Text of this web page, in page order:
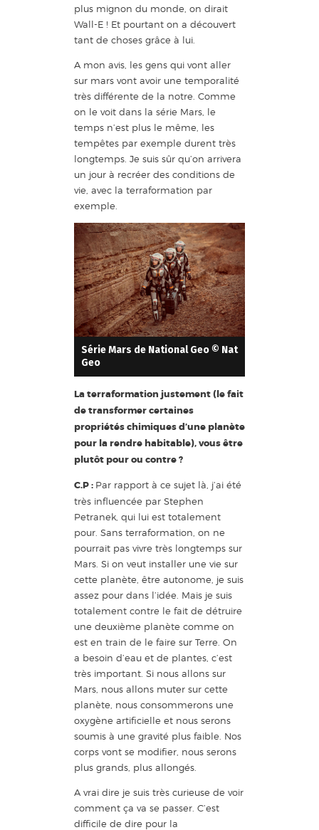
plus mignon du monde, on dirait
Wall-E ! Et pourtant on a découvert
tant de choses grâce à lui.
A mon avis, les gens qui vont aller
sur mars vont avoir une temporalité
très différente de la notre. Comme
on le voit dans la série Mars, le
temps n’est plus le même, les
tempêtes par exemple durent très
longtemps. Je suis sûr qu’on arrivera
un jour à recréer des conditions de
vie, avec la terraformation par
exemple.
Série Mars de National Geo © Nat
Geo
La terraformation justement (le fait
de transformer certaines
propriétés chimiques d’une planète
pour la rendre habitable), vous être
plutôt pour ou contre ?
C.P : Par rapport à ce sujet là, j’ai été
très influencée par Stephen
Petranek, qui lui est totalement
pour. Sans terraformation, on ne
pourrait pas vivre très longtemps sur
Mars. Si on veut installer une vie sur
cette planète, être autonome, je suis
assez pour dans l’idée. Mais je suis
totalement contre le fait de détruire
une deuxième planète comme on
est en train de le faire sur Terre. On
a besoin d’eau et de plantes, c’est
très important. Si nous allons sur
Mars, nous allons muter sur cette
planète, nous consommerons une
oxygène artificielle et nous serons
soumis à une gravité plus faible. Nos
corps vont se modifier, nous serons
plus grands, plus allongés.
A vrai dire je suis très curieuse de voir
comment ça va se passer. C’est
difficile de dire pour la